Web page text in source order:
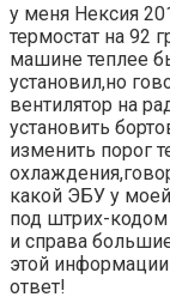
у меня Нексия
термостат на 92
машине теплее
установил,но
вентилятор на
установить
изменить порог
какой ЭБУ у
под штрих-
и справа
этой
ответ!